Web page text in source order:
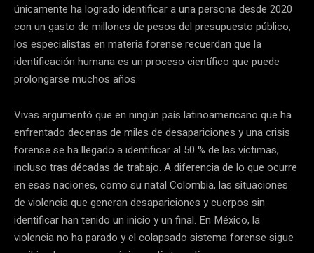
únicamente ha logrado identificar a una persona desde 2020
con un gasto de millones de pesos del presupuesto público,
los especialistas en materia forense recuerdan que la
identificación humana es un proceso científico que puede
prolongarse muchos años.
Vivas argumentó que en ningún país latinoamericano que ha
enfrentado decenas de miles de desapariciones y una crisis
forense se ha llegado a identificar al 50 % de las víctimas,
incluso tras décadas de trabajo. A diferencia de lo que ocurre
en esas naciones, como su natal Colombia, las situaciones
de violencia que generan desapariciones y cuerpos sin
identificar han tenido un inicio y un final. En México, la
violencia no ha parado y el colapsado sistema forense sigue